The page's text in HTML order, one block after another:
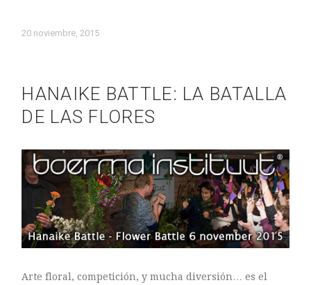
20 noviembre, 2015
HANAIKE BATTLE: LA BATALLA
DE LAS FLORES
Arte floral, competición, y mucha diversión… es el